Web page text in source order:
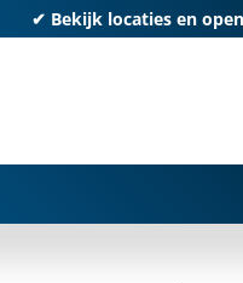
✔ Bekijk locaties en